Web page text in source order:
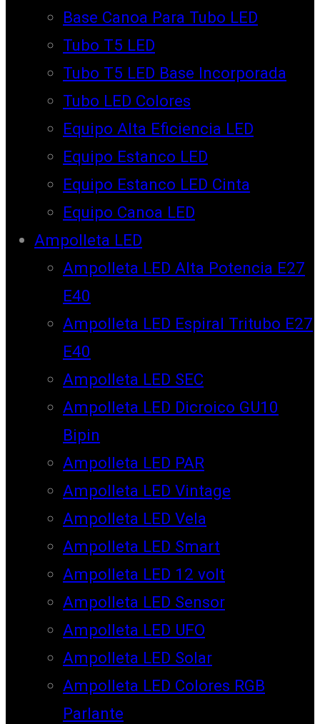
Base Canoa Para Tubo LED
Tubo T5 LED
Tubo T5 LED Base Incorporada
Tubo LED Colores
Equipo Alta Eficiencia LED
Equipo Estanco LED
Equipo Estanco LED Cinta
Equipo Canoa LED
Ampolleta LED
Ampolleta LED Alta Potencia E27
E40
Ampolleta LED Espiral Tritubo E27
E40
Ampolleta LED SEC
Ampolleta LED Dicroico GU10
Bipin
Ampolleta LED PAR
Ampolleta LED Vintage
Ampolleta LED Vela
Ampolleta LED Smart
Ampolleta LED 12 volt
Ampolleta LED Sensor
Ampolleta LED UFO
Ampolleta LED Solar
Ampolleta LED Colores RGB
Parlante